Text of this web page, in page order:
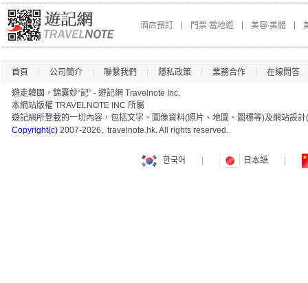
酒店預訂 門票∙當地遊 美容∙美體
首頁 公司簡介 聯繫我們 隱私政策 業務合作 在線問答
遊走韓國，錦囊妙“記” - 遊記網 Travelnote Inc.
本網站版權 TRAVELNOTE INC 所屬
遊記網所登載的一切內容，包括文字、圖像資料(照片、地圖、圖標等)及網站
Copyright(c) 2007-2026, travelnote.hk. All rights reserved.
한국어 日本語